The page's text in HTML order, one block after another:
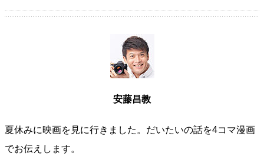
安藤昌教
夏休みに映画を見に行きました。だいたいの話を4コマ漫画
でお伝えします。